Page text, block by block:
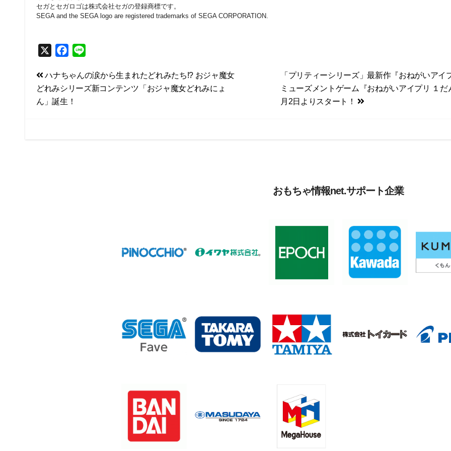
セガとセガロゴは株式会社セガの登録商標です。
SEGA and the SEGA logo are registered trademarks of SEGA CORPORATION.
c
e
b
n
e
投
稿
「プリティーシリーズ」最新作『おねがいアイ
ミューズメントゲーム『おねがいアイプリ １だ
月2日よりスタート！
ハナちゃんの涙から生まれたどれみたち!? おジャ魔女
どれみシリーズ新コンテンツ「おジャ魔女どれみにょ
ん」誕生！
おもちゃ情報net.サポート企業